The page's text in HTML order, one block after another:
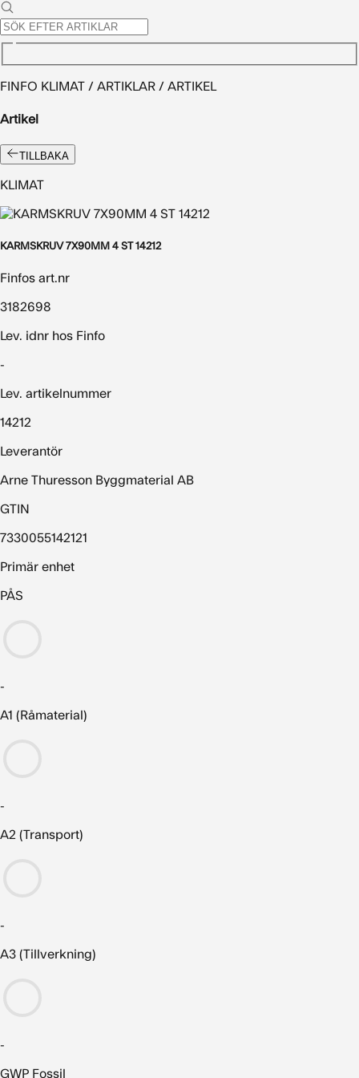
FINFO KLIMAT / ARTIKLAR / ARTIKEL
Artikel
TILLBAKA
KLIMAT
KARMSKRUV 7X90MM 4 ST 14212
Finfos art.nr
3182698
Lev. idnr hos Finfo
-
Lev. artikelnummer
14212
Leverantör
Arne Thuresson Byggmaterial AB
GTIN
7330055142121
Primär enhet
PÅS
-
A1 (Råmaterial)
-
A2 (Transport)
-
A3 (Tillverkning)
-
GWP Fossil